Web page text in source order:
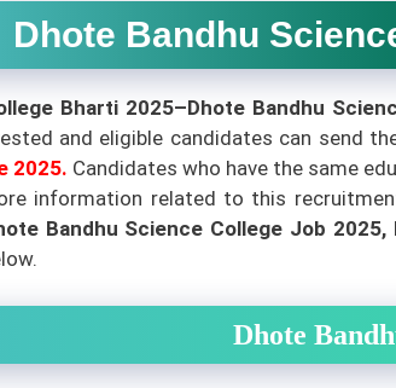
Dhote Bandhu Science
Bharti 2025–Dhote Bandhu
and eligible candidates can send
2025. Candidates who have the same
information related to this
Bandhu Science College Job
Dhote